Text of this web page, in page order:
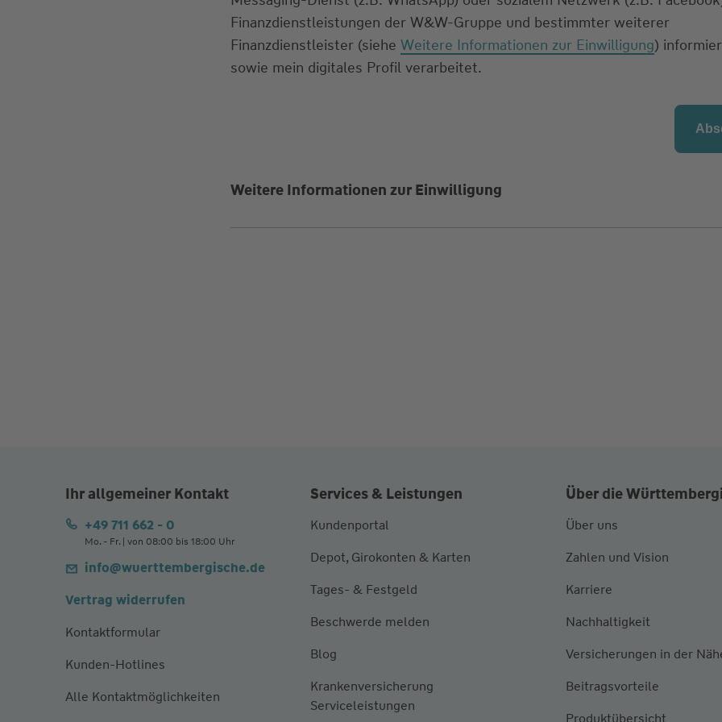
Finanzdienstleistungen der W&W-Gruppe und bestimmter weiterer
Finanzdienstleister (siehe Weitere Informationen zur Einwilligung)
sowie mein digitales Profil verarbeitet.
Weitere Informationen zur Einwilligung
Ihr allgemeiner Kontakt
+49 711 662 - 0
Mo. - Fr. | von 08:00 bis 18:00 Uhr
info@wuerttembergische.de
Vertrag widerrufen
Kontaktformular
Kunden-Hotlines
Alle Kontaktmöglichkeiten
Services & Leistungen
Kundenportal
Depot, Girokonten & Karten
Tages- & Festgeld
Beschwerde melden
Blog
Krankenversicherung
Serviceleistungen
Über die
Über uns
Zahlen und Vision
Karriere
Nachhaltigkeit
Versicherungen in der
Beitragsvorteile